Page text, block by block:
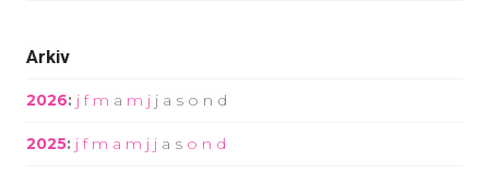
Arkiv
2026: j f m a m j j a s o n d
2025: j f m a m j j a s o n d